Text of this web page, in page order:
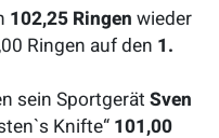
102,25 Ringen wieder
Ringen auf den 1.
sein Sportgerät Sven
Knifte“101,00